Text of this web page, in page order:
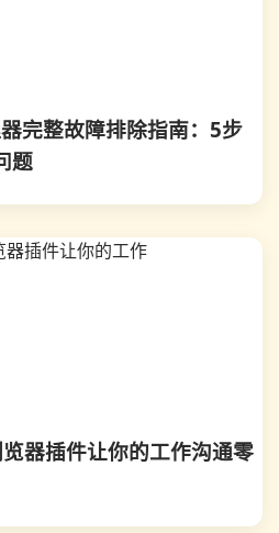
完整故障排除指南：5步
题
器插件让你的工作沟通零